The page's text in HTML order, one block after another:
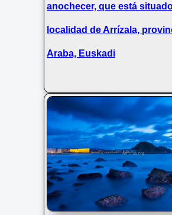
anochecer, que está
localidad de Arrízala,
Araba, Euskadi